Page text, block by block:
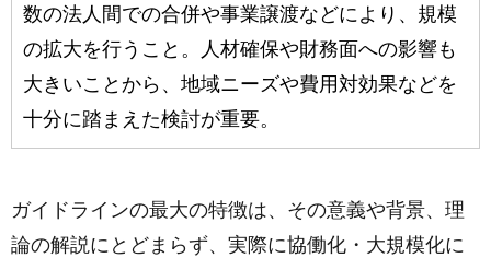
数の法人間での合併や事業譲渡などにより、規模
の拡大を行うこと。人材確保や財務面への影響も
大きいことから、地域ニーズや費用対効果などを
十分に踏まえた検討が重要。
ガイドラインの最大の特徴は、その意義や背景、理
論の解説にとどまらず、実際に協働化・大規模化に